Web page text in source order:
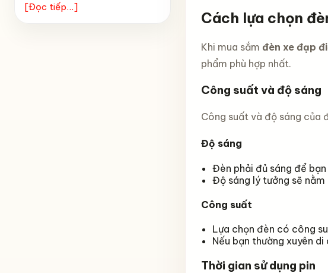
[Đọc tiếp...]
Cách lựa chọn
Khi mua sắm đèn xe đạp
phẩm phù hợp nhất.
Công suất và độ sáng
Công suất và độ sáng của
Độ sáng
Đèn phải đủ sáng để
Độ sáng lý tưởng sẽ
Công suất
Lựa chọn đèn có công
Nếu bạn thường xuyên
Thời gian sử dụng pin